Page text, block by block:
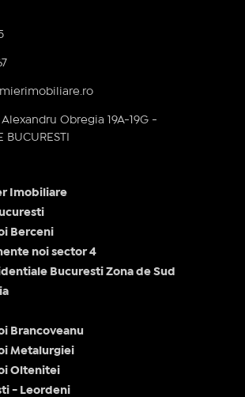
Obregia 19A-19G -
BUCURESTI
Imobiliare
Berceni
noi sector 4
Bucuresti Zona de Sud
Brancoveanu
Metalurgiei
Oltenitei
- Leordeni